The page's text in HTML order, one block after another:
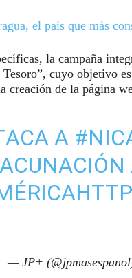
el país que más
la campaña
cuyo objetivo
creación de la página
A
— JP+